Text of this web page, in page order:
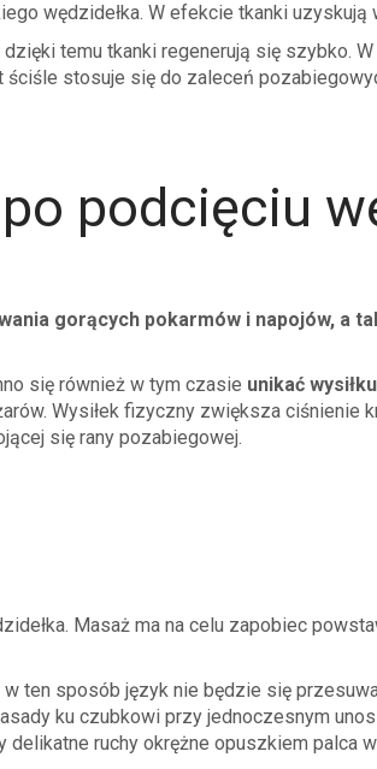
wędzidełka. W efekcie tkanki uzyskują
temu tkanki regenerują się szybko.
ściśle stosuje się do zaleceń
podcięciu
gorących pokarmów i napojów, a
się również w tym czasie unikać
Wysiłek fizyczny zwiększa ciśnienie
się rany pozabiegowej.
Masaż ma na celu zapobiec
ten sposób język nie będzie się
ku czubkowi przy jednoczesnym
delikatne ruchy okrężne opuszkiem palca